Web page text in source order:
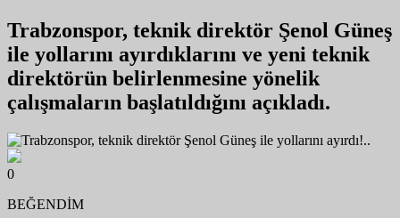
Trabzonspor, teknik direktör Şenol Güneş
ile yollarını ayırdıklarını ve yeni teknik
direktörün belirlenmesine yönelik
çalışmaların başlatıldığını açıkladı.
0
BEĞENDİM